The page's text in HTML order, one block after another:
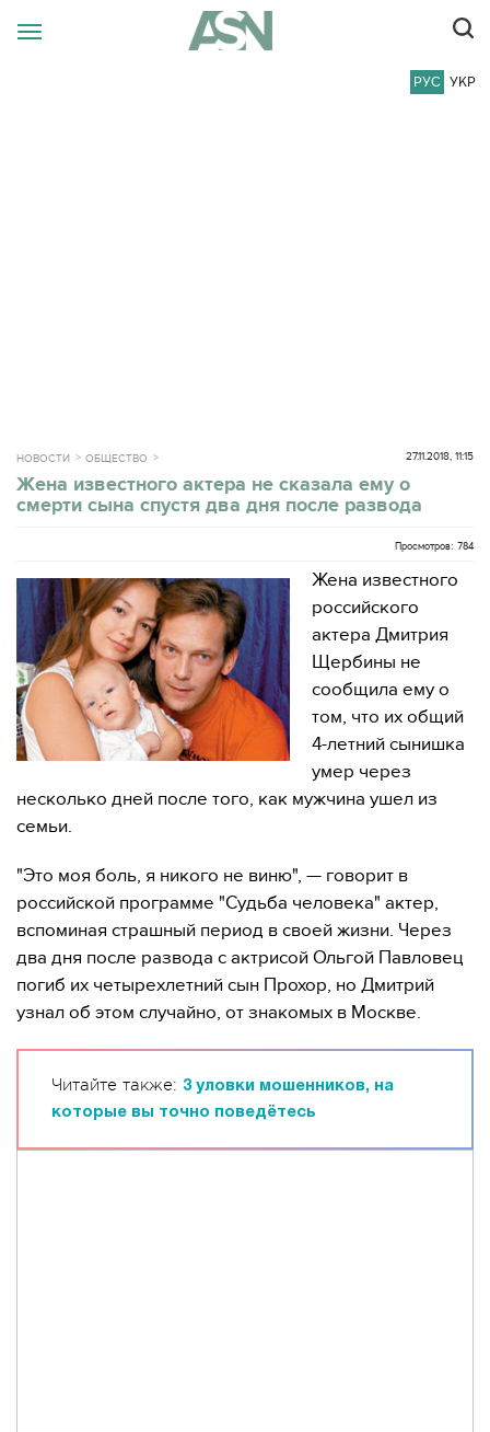
РУС УКР
НОВОСТИ ОБЩЕСТВО 27.11.2018, 11:15
Жена известного актера не сказала ему о
смерти сына спустя два дня после развода
Просмотров: 784
Жена известного
российского
актера Дмитрия
Щербины не
сообщила ему о
том, что их общий
4-летний сынишка
умер через
несколько дней после того, как мужчина ушел из
семьи.
"Это моя боль, я никого не виню", — говорит в
российской программе "Судьба человека" актер,
вспоминая страшный период в своей жизни. Через
два дня после развода с актрисой Ольгой Павловец
погиб их четырехлетний сын Прохор, но Дмитрий
узнал об этом случайно, от знакомых в Москве.
Читайте также: 3 уловки мошенников, на
которые вы точно поведётесь